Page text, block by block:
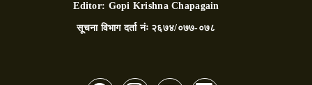
Editor: Gopi Krishna Chapagain
सूचना विभाग दर्ता नंः २६७४/०७७-०७८